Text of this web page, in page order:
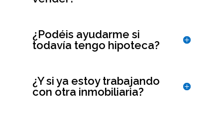
¿Podéis ayudarme si
todavía tengo hipoteca?
¿Y si ya estoy trabajando
con otra inmobiliaria?